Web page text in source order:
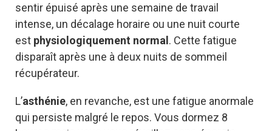
sentir épuisé après une semaine de travail
intense, un décalage horaire ou une nuit courte
est physiologiquement normal. Cette fatigue
disparaît après une à deux nuits de sommeil
récupérateur.
L’asthénie, en revanche, est une fatigue anormale
qui persiste malgré le repos. Vous dormez 8